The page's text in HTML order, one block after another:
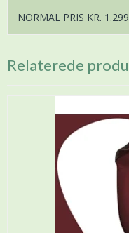
NORMAL PRIS KR.
Relaterede